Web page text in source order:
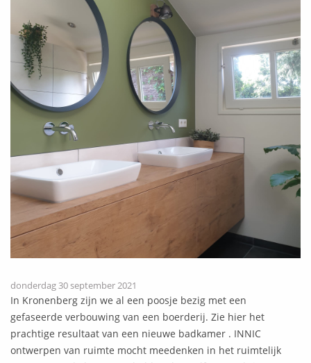
donderdag 30 september 2021
In Kronenberg zijn we al een poosje bezig met een
gefaseerde verbouwing van een boerderij. Zie hier het
prachtige resultaat van een nieuwe badkamer . INNIC
ontwerpen van ruimte mocht meedenken in het ruimtelijk